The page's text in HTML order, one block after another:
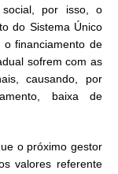
social, por isso, o
do Sistema Único
financiamento de
sofrem com as
causando, por
baixa de
o próximo gestor
valores referente